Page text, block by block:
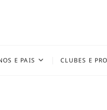
E PAIS CLUBES E